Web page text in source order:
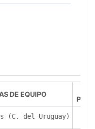
DE EQUIPO
PJ
(C. del Uruguay)